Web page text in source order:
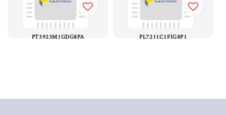
PT3923M1GDG8PA PL7211C1FIG8P1